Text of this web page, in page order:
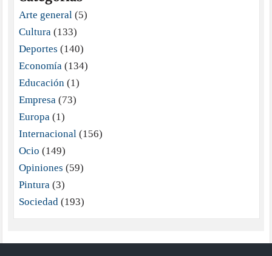
Arte general(5)
Cultura(133)
Deportes (140)
Economía(134)
Educación(1)
Empresa(73)
Europa(1)
Internacional(156)
Ocio (149)
Opiniones (59)
Pintura(3)
Sociedad(193)